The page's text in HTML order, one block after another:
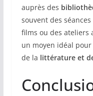
auprès des
souvent des
films ou des ateliers
un moyen idéal
de la littérature et